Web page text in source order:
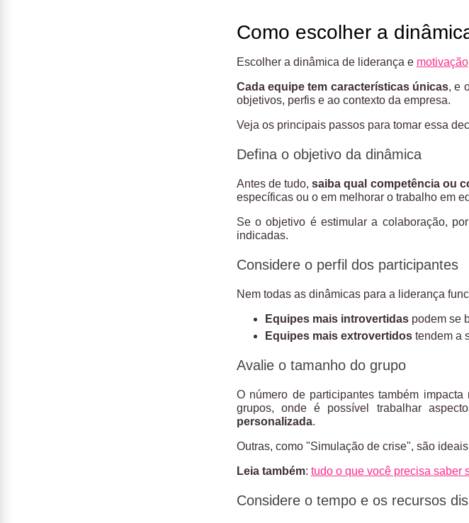
Como escolher a
Escolher a dinâmica de liderança e motivação
Cada equipe tem características únicas, e
objetivos, perfis e ao contexto da empresa.
Veja os principais passos para tomar essa
Defina o objetivo da dinâmica
Antes de tudo,saiba qual competência ou
específicas ou o em melhorar o trabalho em
Se o objetivo é estimular a colaboração,
indicadas.
Considere o perfil dos participantes
Nem todas as dinâmicas para a liderança
Equipes mais introvertidaspodem se
Equipes mais extrovertidostendem a
Avalie o tamanho do grupo
O número de participantes também
grupos, onde é possível trabalhar
personalizada.
Outras, como "Simulação de crise", são
Leia também: tudo o que você precisa saber
Considere o tempo e os recursos